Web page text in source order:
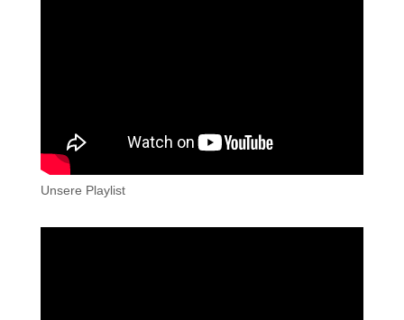
Unsere Playlist